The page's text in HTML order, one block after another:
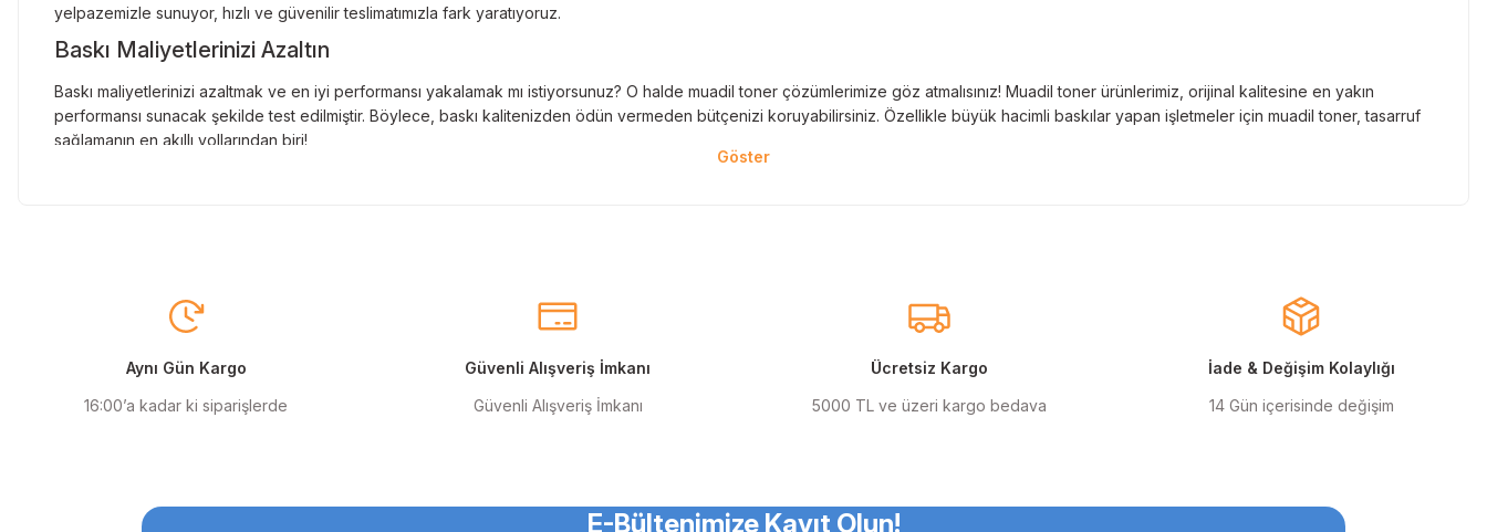
yelpazemizle sunuyor, hızlı ve güvenilir teslimatımızla fark yaratıyoruz.
Baskı Maliyetlerinizi Azaltın
Baskı maliyetlerinizi azaltmak ve en iyi performansı yakalamak mı istiyorsunuz? O halde muadil toner çözümlerimize göz atmalısınız! Muadil toner ürünlerimiz, orijinal kalitesine en yakın
performansı sunacak şekilde test edilmiştir. Böylece, baskı kalitenizden ödün vermeden bütçenizi koruyabilirsiniz. Özellikle büyük hacimli baskılar yapan işletmeler için muadil toner, tasarruf
sağlamanın en akıllı yollarından biri!
Maliyetleri düşürmek isteyen kullanıcılar için muadil kartuş seçeneklerimiz de mevcuttur. Muadil kartuş, kaliteli baskıyı uygun fiyatlarla almanızı sağlarken, uzun ömürlü ve dayanıklı yapısıyla
Orjinal Mürekkep ile Canlı Baskılar
Bütçenizi zorlamadan kaliteli baskılar almak istiyorsanız, muadil mürekkep tam size göre! Muadil mürekkep, hem bireysel hem de kurumsal kullanıcılar için uygun fiyatlı ve kaliteli baskılar elde
Aynı Gün Kargo
16:00’a kadar ki siparişlerde
Güvenli Alışveriş İmkanı
Güvenli Alışveriş İmkanı
Ücretsiz Kargo
5000 TL ve üzeri kargo bedava
İade & Değişim Kolaylığı
14 Gün içerisinde değişim
E-Bültenimize Kayıt Olun!